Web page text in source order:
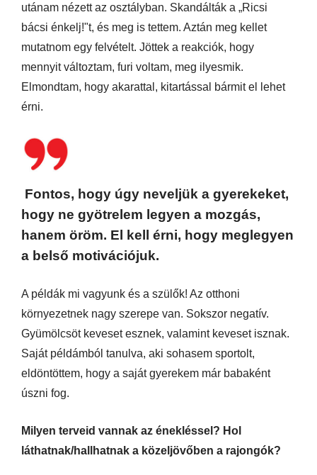
utánam nézett az osztályban. Skandálták a „Ricsi
bácsi énkelj!"t, és meg is tettem. Aztán meg kellet
mutatnom egy felvételt. Jöttek a reakciók, hogy
mennyit változtam, furi voltam, meg ilyesmik.
Elmondtam, hogy akarattal, kitartással bármit el lehet
érni.
Fontos, hogy úgy neveljük a gyerekeket,
hogy ne gyötrelem legyen a mozgás,
hanem öröm. El kell érni, hogy meglegyen
a belső motivációjuk.
A példák mi vagyunk és a szülők! Az otthoni
környezetnek nagy szerepe van. Sokszor negatív.
Gyümölcsöt keveset esznek, valamint keveset isznak.
Saját példámból tanulva, aki sohasem sportolt,
eldöntöttem, hogy a saját gyerekem már babaként
úszni fog.
Milyen terveid vannak az énekléssel? Hol
láthatnak/hallhatnak a közeljövőben a rajongók?